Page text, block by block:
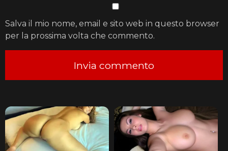
Salva il mio nome, email e sito web in questo browser
per la prossima volta che commento.